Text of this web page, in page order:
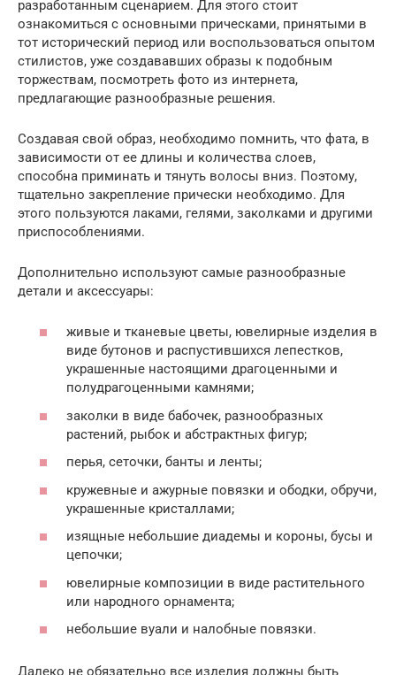
разработанным сценарием. Для этого стоит
ознакомиться с основными прическами, принятыми в
тот исторический период или воспользоваться опытом
стилистов, уже создававших образы к подобным
торжествам, посмотреть фото из интернета,
предлагающие разнообразные решения.
Создавая свой образ, необходимо помнить, что фата, в
зависимости от ее длины и количества слоев,
способна приминать и тянуть волосы вниз. Поэтому,
тщательно закрепление прически необходимо. Для
этого пользуются лаками, гелями, заколками и другими
приспособлениями.
Дополнительно используют самые разнообразные
детали и аксессуары:
живые и тканевые цветы, ювелирные изделия в
виде бутонов и распустившихся лепестков,
украшенные настоящими драгоценными и
полудрагоценными камнями;
заколки в виде бабочек, разнообразных
растений, рыбок и абстрактных фигур;
перья, сеточки, банты и ленты;
кружевные и ажурные повязки и ободки, обручи,
украшенные кристаллами;
изящные небольшие диадемы и короны, бусы и
цепочки;
ювелирные композиции в виде растительного
или народного орнамента;
небольшие вуали и налобные повязки.
Далеко не обязательно все изделия должны быть